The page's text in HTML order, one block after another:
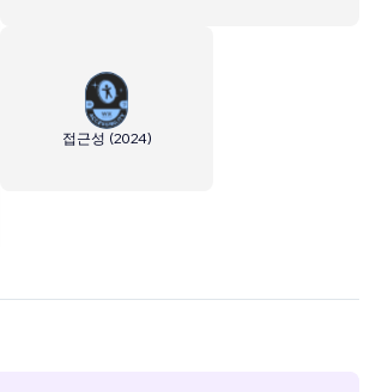
접근성 (2024)